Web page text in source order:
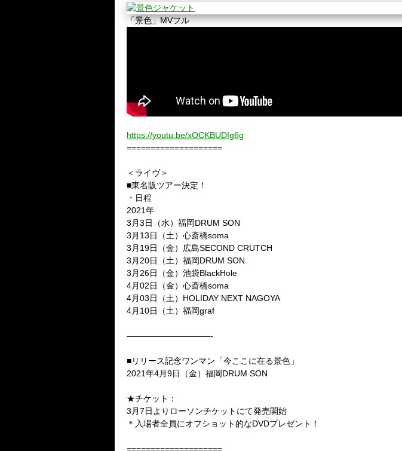
「景色」MVフル
https://youtu.be/xOCKBUDIg6g
====================
＜ライヴ＞
■東名阪ツアー決定！
・日程
2021年
3月3日（水）福岡DRUM SON
3月13日（土）心斎橋soma
3月19日（金）広島SECOND CRUTCH
3月20日（土）福岡DRUM SON
3月26日（金）池袋BlackHole
4月02日（金）心斎橋soma
4月03日（土）HOLIDAY NEXT NAGOYA
4月10日（土）福岡graf
——————————-
■リリース記念ワンマン「今ここに在る景色」
2021年4月9日（金）福岡DRUM SON
★チケット：
3月7日よりローソンチケットにて発売開始
＊入場者全員にオフショット的なDVDプレゼント！
====================